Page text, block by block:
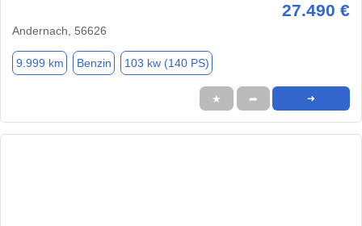
27.490 €
Andernach, 56626
9.999 km Benzin 103 kw (140 PS)
★ ➦ ➜